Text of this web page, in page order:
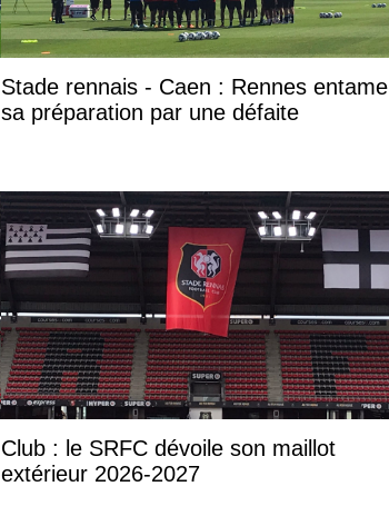
Stade rennais - Caen : Rennes entame
sa préparation par une défaite
Club : le SRFC dévoile son maillot
extérieur 2026-2027